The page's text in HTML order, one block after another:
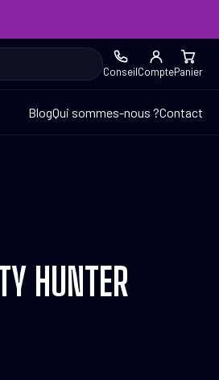
ConseilComptePanier
BlogQui sommes-nous ?Contact
HUNTER